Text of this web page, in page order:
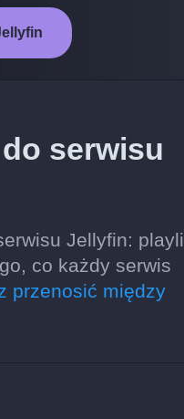
serwisu
Jellyfin:
co każdy serwis
przenosić między